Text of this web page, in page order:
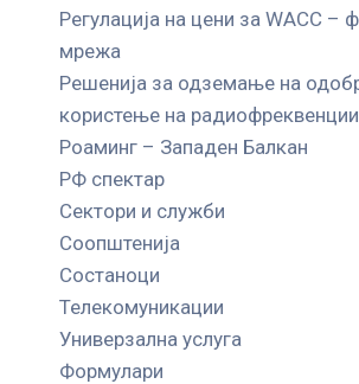
Регулација на цени за WACC –
мрежа
Решенија за одземање на
користење на радиофреквенции
Роаминг – Западен Балкан
РФ спектар
Сектори и служби
Соопштенија
Состаноци
Телекомуникации
Универзална услуга
Формулари